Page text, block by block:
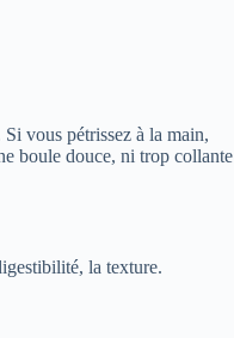
vous pétrissez à la main,
boule douce, ni trop collante
la texture.